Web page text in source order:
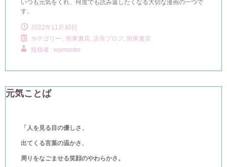
いつも元気をくれ、何度でも読み返したくなる大切な漫画の一つで
す。
2022年11月30日
カテゴリー : 附家書店, 店長ブログ, 附家書店
投稿者 : wpmaster
元気ことば
「人を見る目の優しさ、
出てくる言葉の温かさ、
周りをなごませる笑顔のやわらかさ。